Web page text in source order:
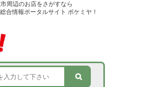
周辺のお店をさがすなら
合情報ポータルサイト ポケミヤ！